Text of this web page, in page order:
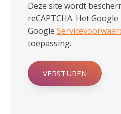
Deze site wordt
reCAPTCHA. Het Google
Google
toepassing.
VERSTUREN